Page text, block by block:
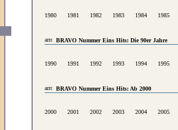
1980 1981 1982 1983 1984 1985
BRAVO Nummer Eins Hits: Die 90er Jahre
1990 1991 1992 1993 1994 1995
BRAVO Nummer Eins Hits: Ab 2000
2000 2001 2002 2003 2004 2005